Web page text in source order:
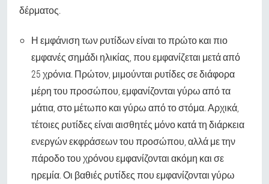
δέρματος.
Η εμφάνιση των ρυτίδων είναι το πρώτο και πιο
εμφανές σημάδι ηλικίας, που εμφανίζεται μετά από
25 χρόνια. Πρώτον, μιμούνται ρυτίδες σε διάφορα
μέρη του προσώπου, εμφανίζονται γύρω από τα
μάτια, στο μέτωπο και γύρω από το στόμα. Αρχικά,
τέτοιες ρυτίδες είναι αισθητές μόνο κατά τη διάρκεια
ενεργών εκφράσεων του προσώπου, αλλά με την
πάροδο του χρόνου εμφανίζονται ακόμη και σε
ηρεμία. Οι βαθιές ρυτίδες που εμφανίζονται γύρω